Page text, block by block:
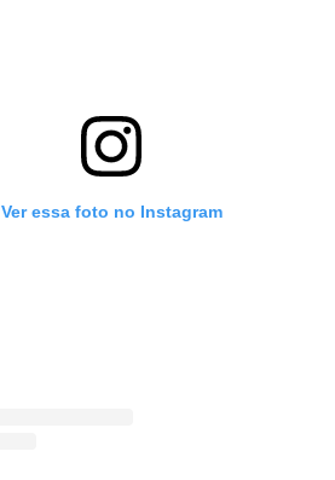
Ver essa foto no Instagram